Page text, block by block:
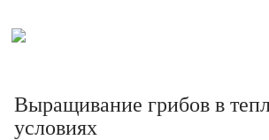
Выращивание грибов в
условиях